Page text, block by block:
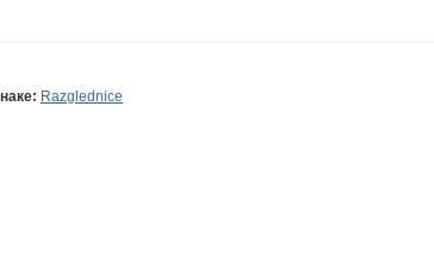
Razglednice